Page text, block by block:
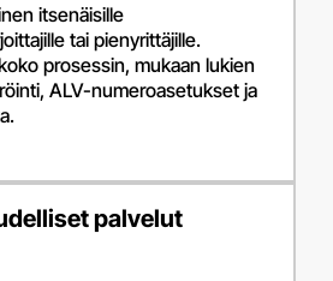
itsenäisille
tai pienyrittäjille.
prosessin, mukaan lukien
ALV-numeroasetukset ja
palvelut